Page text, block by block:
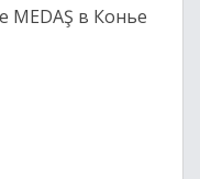
MEDAŞ в Конье